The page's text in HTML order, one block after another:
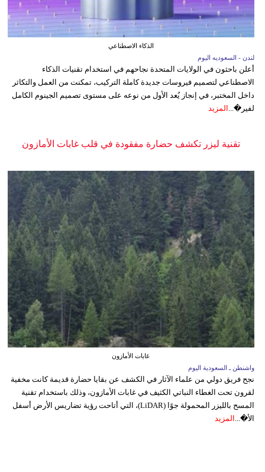
الذكاء الاصطناعي
لندن - السعوديه اليوم
أعلن باحثون في الولايات المتحدة نجاحهم في استخدام تقنيات الذكاء
الاصطناعي لتصميم فيروسات جديدة كاملة التركيب، تمكنت من العمل والتكاثر
داخل المختبر، في إنجاز يُعد الأول من نوعه على مستوى تصميم الجينوم الكامل
لفير�... المزيد
تقنية ليزر تكشف حضارة مفقودة في قلب غابات الأمازون
غابات الأمازون
واشنطن ـ السعودية اليوم
نجح فريق دولي من علماء الآثار في الكشف عن بقايا حضارة قديمة كانت مخفية
لقرون تحت الغطاء النباتي الكثيف في غابات الأمازون، وذلك باستخدام تقنية
المسح بالليزر المحمولة جوًا (LiDAR)، التي أتاحت رؤية تضاريس الأرض أسفل
الأ�... المزيد